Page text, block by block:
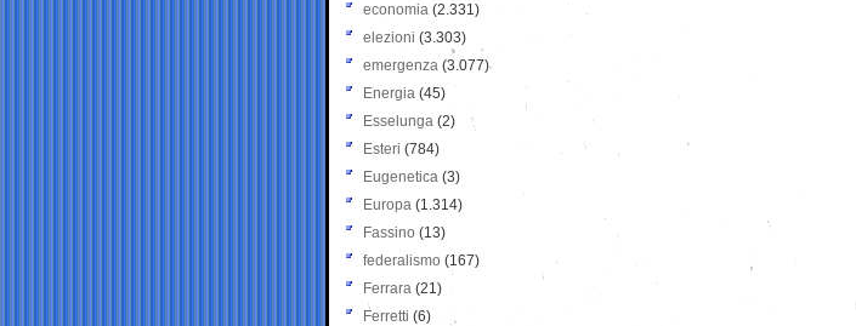
economia (2.331)
elezioni (3.303)
emergenza (3.077)
Energia (45)
Esselunga (2)
Esteri (784)
Eugenetica (3)
Europa (1.314)
Fassino (13)
federalismo (167)
Ferrara (21)
Ferretti (6)